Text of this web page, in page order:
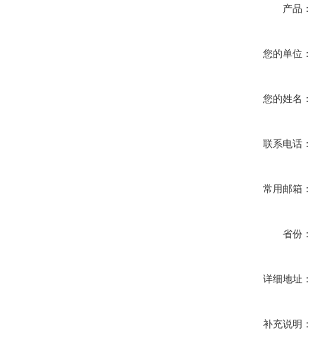
产品：
您的单位：
您的姓名：
联系电话：
常用邮箱：
省份：
详细地址：
补充说明：